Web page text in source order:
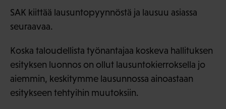
SAK kiittää lausuntopyynnöstä ja lausuu asiassa
seuraavaa.
Koska taloudellista työnantajaa koskeva hallituksen
esityksen luonnos on ollut lausuntokierroksella jo
aiemmin, keskitymme lausunnossa ainoastaan
esitykseen tehtyihin muutoksiin.